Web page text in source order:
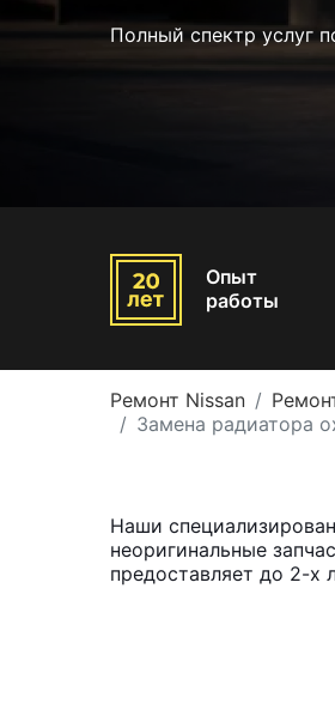
Полный спектр услуг
Опыт
работы
Ремонт Nissan
Замена радиатора
Наши
неоригинальные
предоставляет до 2-х